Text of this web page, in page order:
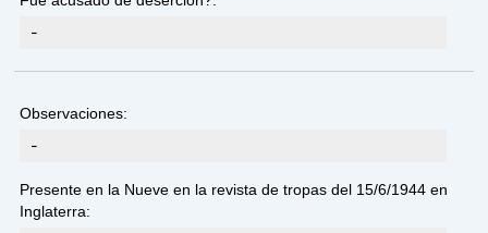
-
Observaciones:
-
Presente en la Nueve en la revista de tropas del 15/6/1944 en
Inglaterra: